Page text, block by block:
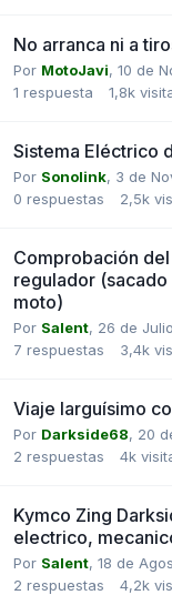
No arranca ni a
Por MotoJavi, 10 de
1 respuesta 1,8k
Sistema Eléctrico
Por Sonolink, 3 de
0 respuestas 2,5k
Comprobación
regulador
moto)
Por Salent, 26 de
7 respuestas 3,4k
Viaje larguísimo
Por Darkside68, 20
2 respuestas 4k
Kymco Zing
electrico,
Por Salent, 18 de
2 respuestas 4,2k